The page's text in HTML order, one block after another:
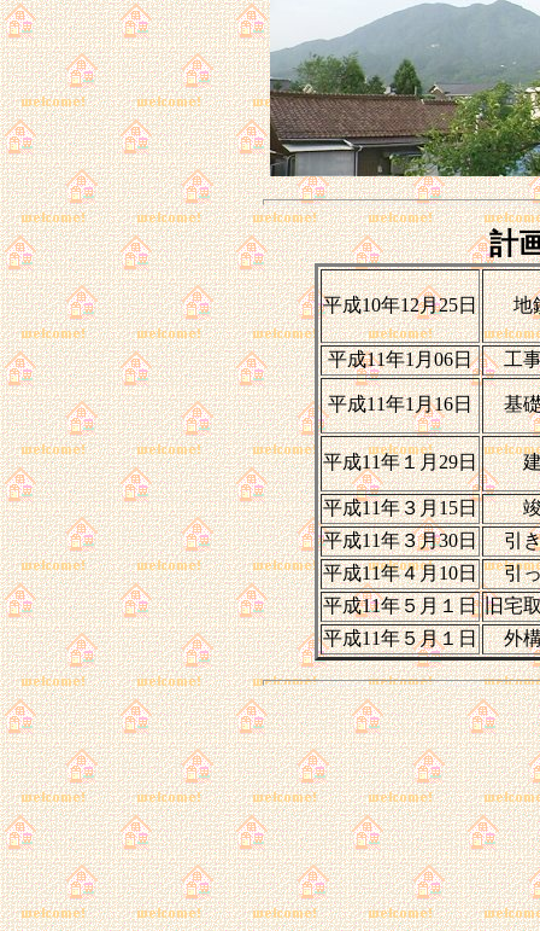
計
平成10年12月25日 地
平成11年1月06日 工
平成11年1月16日 基
平成11年１月29日
平成11年３月15日
平成11年３月30日
引
平成11年４月10日
引
平成11年５月１日 旧宅
平成11年５月１日
外